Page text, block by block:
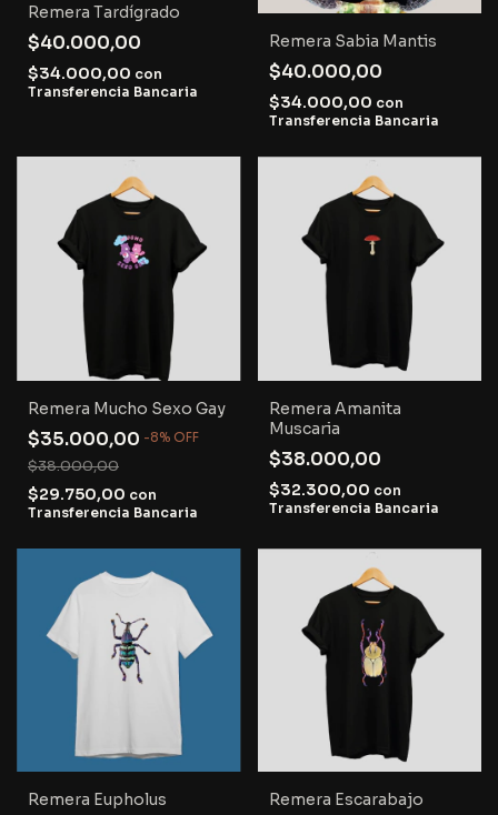
Remera Tardígrado
$40.000,00
$34.000,00 con
Transferencia Bancaria
Remera Sabia Mantis
$40.000,00
$34.000,00 con
Transferencia Bancaria
Remera Mucho Sexo Gay
$35.000,00 -8% OFF
$38.000,00
$29.750,00 con
Transferencia Bancaria
Remera Amanita
Muscaria
$38.000,00
$32.300,00 con
Transferencia Bancaria
Remera Eupholus Remera Escarabajo